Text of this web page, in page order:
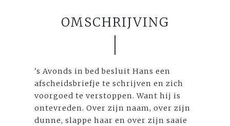
OMSCHRIJVING
's Avonds in bed besluit Hans een
afscheidsbriefje te schrijven en zich
voorgoed te verstoppen. Want hij is
ontevreden. Over zijn naam, over zijn
dunne, slappe haar en over zijn saaie